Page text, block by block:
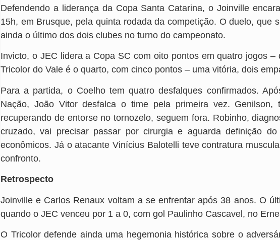
Defendendo a liderança da Copa Santa Catarina, o Joinville
15h, em Brusque, pela quinta rodada da competição. O duelo, que
ainda o último dos dois clubes no turno do campeonato.
Invicto, o JEC lidera a Copa SC com oito pontos em quatro jogos
Tricolor do Vale é o quarto, com cinco pontos – uma vitória, dois
Para a partida, o Coelho tem quatro desfalques confirmados.
Nação, João Vitor desfalca o time pela primeira vez.
recuperando de entorse no tornozelo, seguem fora. Robinho,
cruzado, vai precisar passar por cirurgia e aguarda definição
econômicos. Já o atacante Vinícius Balotelli teve contratura
confronto.
Retrospecto
Joinville e Carlos Renaux voltam a se enfrentar após 38 anos. O
quando o JEC venceu por 1 a 0, com gol Paulinho Cascavel, no
O Tricolor defende ainda uma hegemonia histórica sobre o